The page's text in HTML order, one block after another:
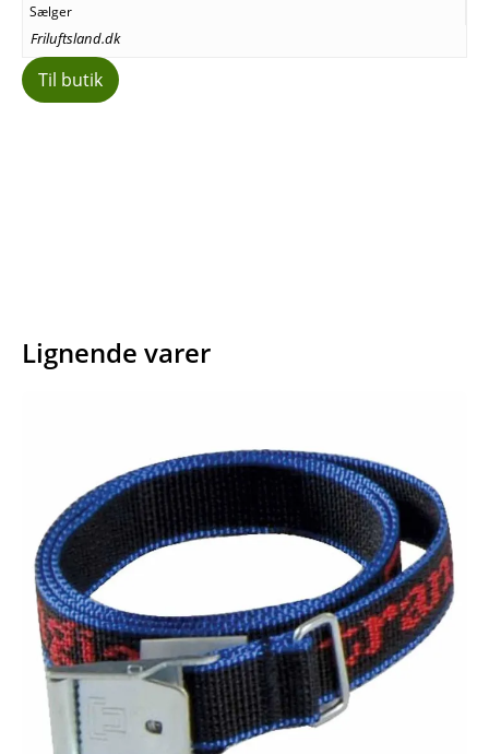
Sælger
Friluftsland.dk
Til butik
Lignende varer